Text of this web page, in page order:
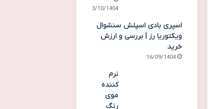
13/10/1404
اسپری بادی اسپلش سنشوال
ویکتوریا رز | بررسی و ارزش
خرید
16/09/1404
نرم
کننده
موی
رنگ